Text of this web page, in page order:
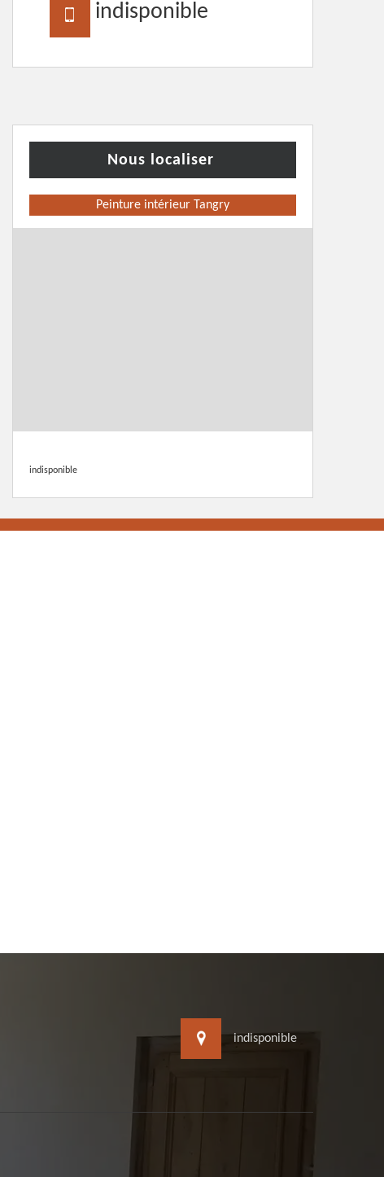
indisponible
Nous localiser
Peinture intérieur Tangry
indisponible
indisponible